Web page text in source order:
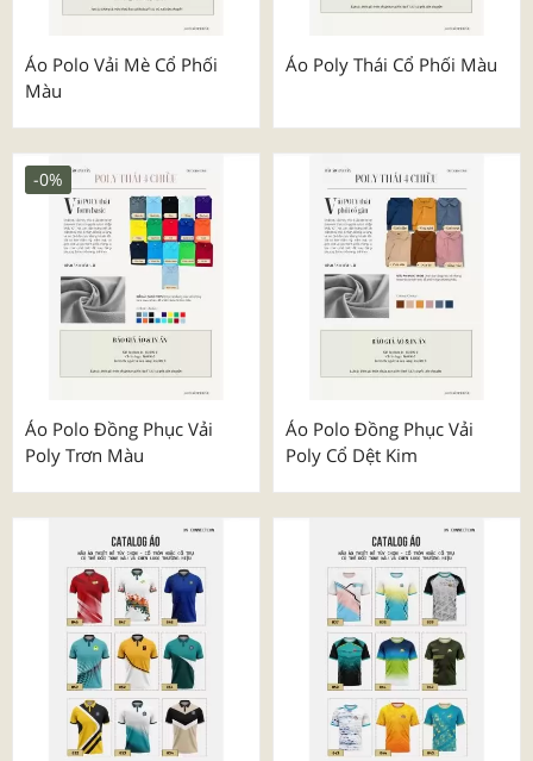
Áo Polo Vải Mè Cổ Phối
Màu
Áo Poly Thái Cổ Phối Màu
Áo Polo Đồng Phục Vải
Poly Trơn Màu
-0%
Áo Polo Đồng Phục Vải
Poly Cổ Dệt Kim